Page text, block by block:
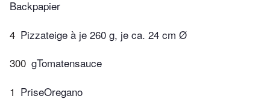
Backpapier
4 Pizzateige à je 260 g, je ca. 24 cm Ø
300 gTomatensauce
1 PriseOregano